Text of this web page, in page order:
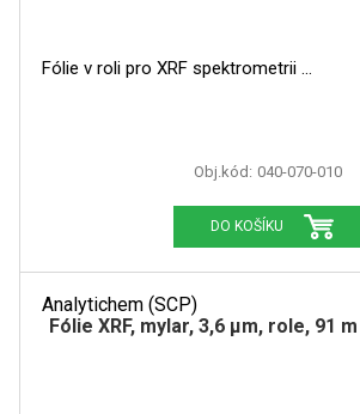
Fólie v roli pro XRF spektrometrii
Obj.kód: 040-070-010
DO KOŠÍKU
Analytichem (SCP)
Fólie XRF, mylar, 3,6 µm, role, 91